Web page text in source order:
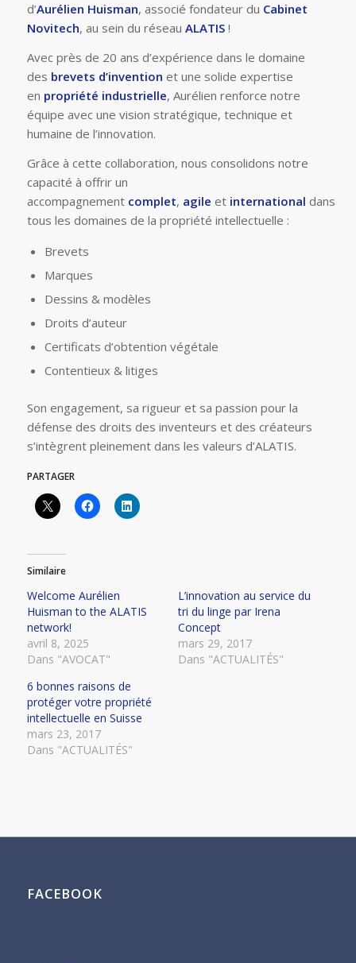
d’Aurélien Huisman, associé fondateur du Cabinet
Novitech, au sein du réseau ALATIS !
Avec près de 20 ans d’expérience dans le domaine
des brevets d’invention et une solide expertise
en propriété industrielle, Aurélien renforce notre
équipe avec une vision stratégique, technique et
humaine de l’innovation.
Grâce à cette collaboration, nous consolidons notre
capacité à offrir un
accompagnement complet, agile et international dans
tous les domaines de la propriété intellectuelle :
Brevets
Marques
Dessins & modèles
Droits d’auteur
Certificats d’obtention végétale
Contentieux & litiges
Son engagement, sa rigueur et sa passion pour la
défense des droits des inventeurs et des créateurs
s’intègrent pleinement dans les valeurs d’ALATIS.
PARTAGER
Similaire
Welcome Aurélien
Huisman to the ALATIS
network!
avril 8, 2025
Dans "AVOCAT"
L’innovation au service du
tri du linge par Irena
Concept
mars 29, 2017
Dans "ACTUALITÉS"
6 bonnes raisons de
protéger votre propriété
intellectuelle en Suisse
mars 23, 2017
Dans "ACTUALITÉS"
FACEBOOK